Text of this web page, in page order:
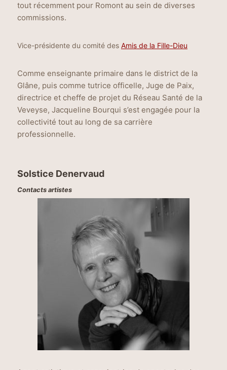
tout récemment pour Romont au sein de diverses
commissions.
Vice-présidente du comité des Amis de la Fille-Dieu
Comme enseignante primaire dans le district de la
Glâne, puis comme tutrice officelle, Juge de Paix,
directrice et cheffe de projet du Réseau Santé de la
Veveyse, Jacqueline Bourqui s’est engagée pour la
collectivité tout au long de sa carrière
professionnelle.
Solstice Denervaud
Contacts artistes